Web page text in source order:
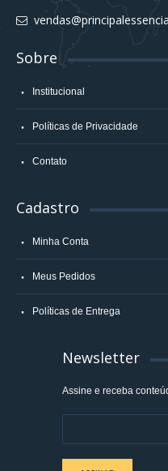
Sobre
Institucional
Políticas de Privacidade
Contato
Cadastro
Minha Conta
Meus Pedidos
Políticas de Entrega
Newsletter
Assine e receba